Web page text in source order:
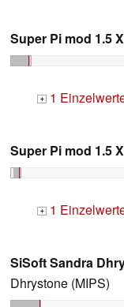
Super Pi mod 1.5
+ 1
Super Pi mod 1.5
+ 1
SiSoft Sandra
Dhrystone (MIPS)